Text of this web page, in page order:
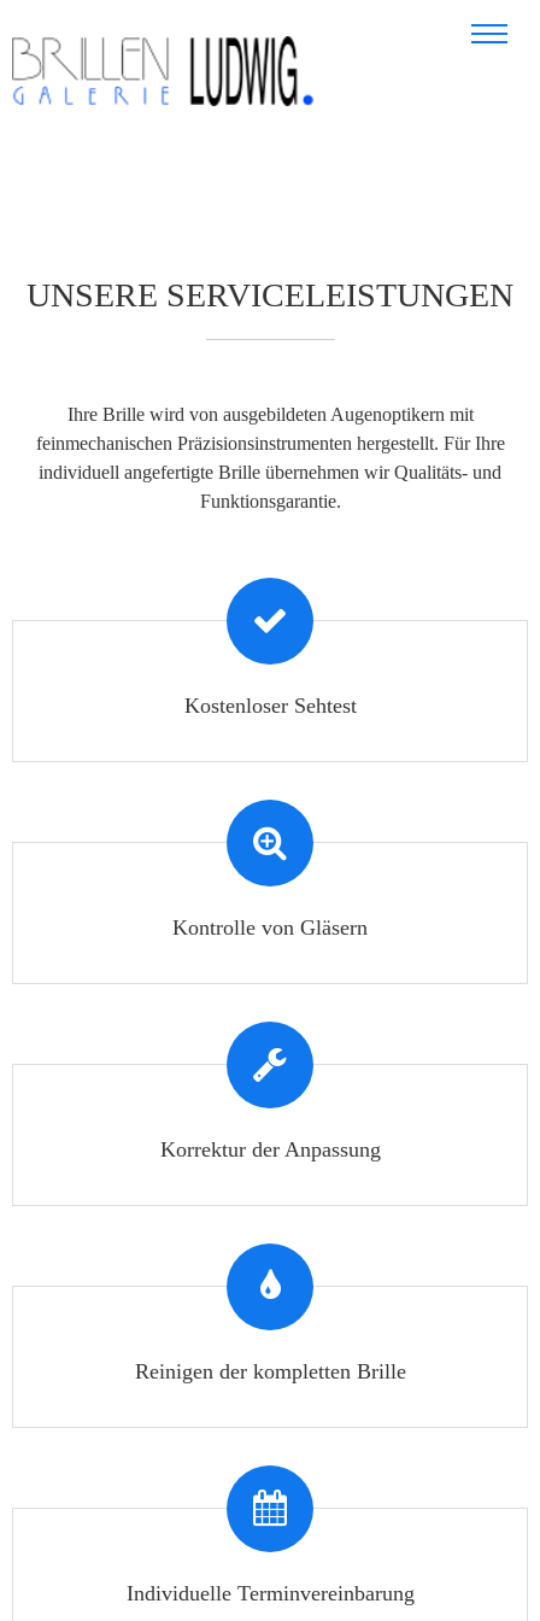
UNSERE SERVICELEISTUNGEN
Ihre Brille wird von ausgebildeten Augenoptikern mit
feinmechanischen Präzisionsinstrumenten hergestellt. Für Ihre
individuell angefertigte Brille übernehmen wir Qualitäts- und
Funktionsgarantie.
Kostenloser Sehtest
Kontrolle von Gläsern
Korrektur der Anpassung
Reinigen der kompletten Brille
Individuelle Terminvereinbarung